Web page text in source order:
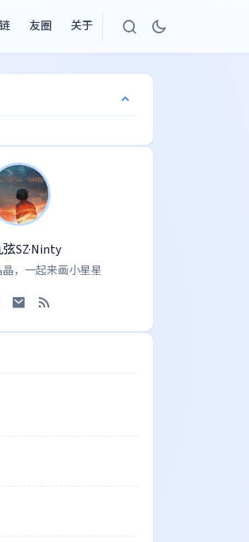
友圈 关于
SZ·Ninty
，一起来画小星星